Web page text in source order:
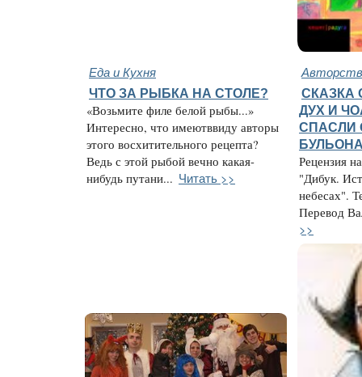
Еда и Кухня
ЧТО ЗА РЫБКА НА СТОЛЕ?
«Возьмите филе белой рыбы...»
Интересно, что имеютввиду авторы
этого восхитительного рецепта?
Ведь с этой рыбой вечно какая-
нибудь путани... Читать >>
СКАЗКА
ДУХ И
СПАСЛИ
Рецензия
"Дибук.
небесах".
Перевод
>>